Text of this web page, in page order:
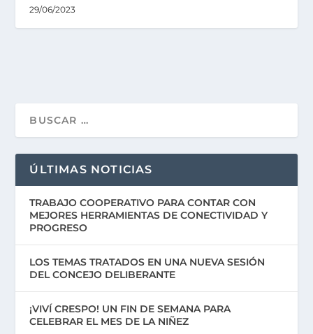
29/06/2023
ÚLTIMAS NOTICIAS
TRABAJO COOPERATIVO PARA CONTAR CON
MEJORES HERRAMIENTAS DE CONECTIVIDAD Y
PROGRESO
LOS TEMAS TRATADOS EN UNA NUEVA SESIÓN
DEL CONCEJO DELIBERANTE
¡VIVÍ CRESPO! UN FIN DE SEMANA PARA
CELEBRAR EL MES DE LA NIÑEZ